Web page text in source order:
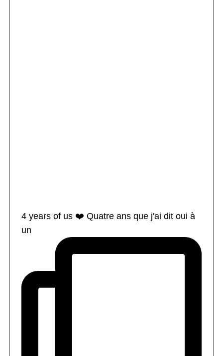
4 years of us ❤️ Quatre ans que j'ai dit oui à
un